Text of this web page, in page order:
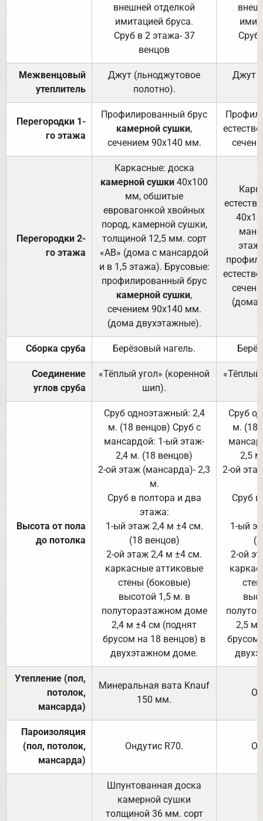
внешней отделкой
имитацией бруса.
Сруб в 2 этажа- 37
венцов
Сруб
Межвенцовый
утеплитель
Джут (льноджутовое
полотно).
Джут
Перегородки 1-
го этажа
Профилированный брус
камерной сушки,
сечением 90х140 мм.
Перегородки 2-
го этажа
Каркасные: доска
камерной сушки 40х100
мм, обшитые
евровагонкой хвойных
пород, камерной сушки,
толщиной 12,5 мм. сорт
«АВ» (дома с мансардой
и в 1,5 этажа). Брусовые:
профилированный брус
камерной сушки,
сечением 90х140 мм.
(дома двухэтажные).
(дома
Сборка сруба Берёзовый нагель.
Соединение
углов сруба
«Тёплый угол» (коренной
шип).
«Тёплый
Высота от пола
до потолка
Сруб одноэтажный: 2,4
м. (18 венцов) Сруб с
мансардой: 1-ый этаж-
2,4 м. (18 венцов)
2-ой этаж (мансарда)- 2,3
м.
Сруб в полтора и два
этажа:
1-ый этаж 2,4 м ±4 см.
(18 венцов)
2-ой этаж 2,4 м ±4 см.
каркасные аттиковые
стены (боковые)
высотой 1,5 м. в
полутораэтажном доме
2,4 м ±4 см (поднят
брусом на 18 венцов) в
двухэтажном доме.
Сруб
м. (18
2,5
2-ой
Сруб
1-ый
2-ой
2,5 м
брусом
Утепление (пол,
потолок,
мансарда)
Минеральная вата Knauf
150 мм.
Пароизоляция
(пол, потолок,
мансарда)
Ондутис R70.
Шпунтованная доска
камерной сушки
толщиной 36 мм. сорт